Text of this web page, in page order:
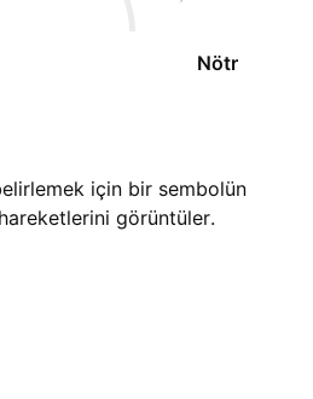
Nötr
için bir sembolün
görüntüler.